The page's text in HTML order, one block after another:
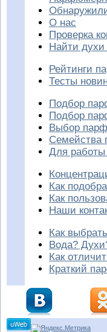
О нас
Проверка
Найти
Рейтинги
Тесты
Подбор
Подбор
Выбор
Семейства
Для работы
Как
Как
Наши
Как
Вода?
Как
Краткий